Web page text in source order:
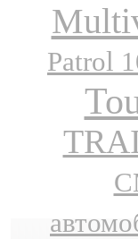
Patrol